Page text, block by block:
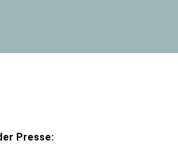
Presse: